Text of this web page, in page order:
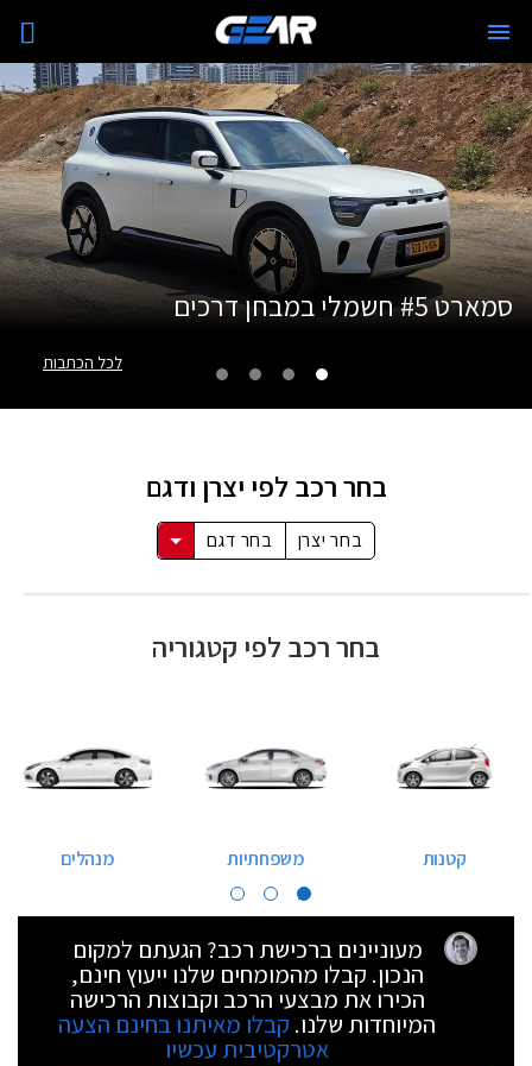
סמארט #5 חשמלי במבחן דרכים
לכל הכתבות
בחר רכב לפי יצרן ודגם
בחר יצרן בחר דגם
בחר רכב לפי קטגוריה
קטנות משפחתיות מנהלים
מעוניינים ברכישת רכב? הגעתם למקום
הנכון. קבלו מהמומחים שלנו ייעוץ חינם,
הכירו את מבצעי הרכב וקבוצות הרכישה
המיוחדות שלנו. קבלו מאיתנו בחינם הצעה
אטרקטיבית עכשיו